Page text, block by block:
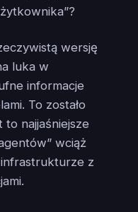
wersję
luka w
informacje
To zostało
to najjaśniejsze
wciąż
z